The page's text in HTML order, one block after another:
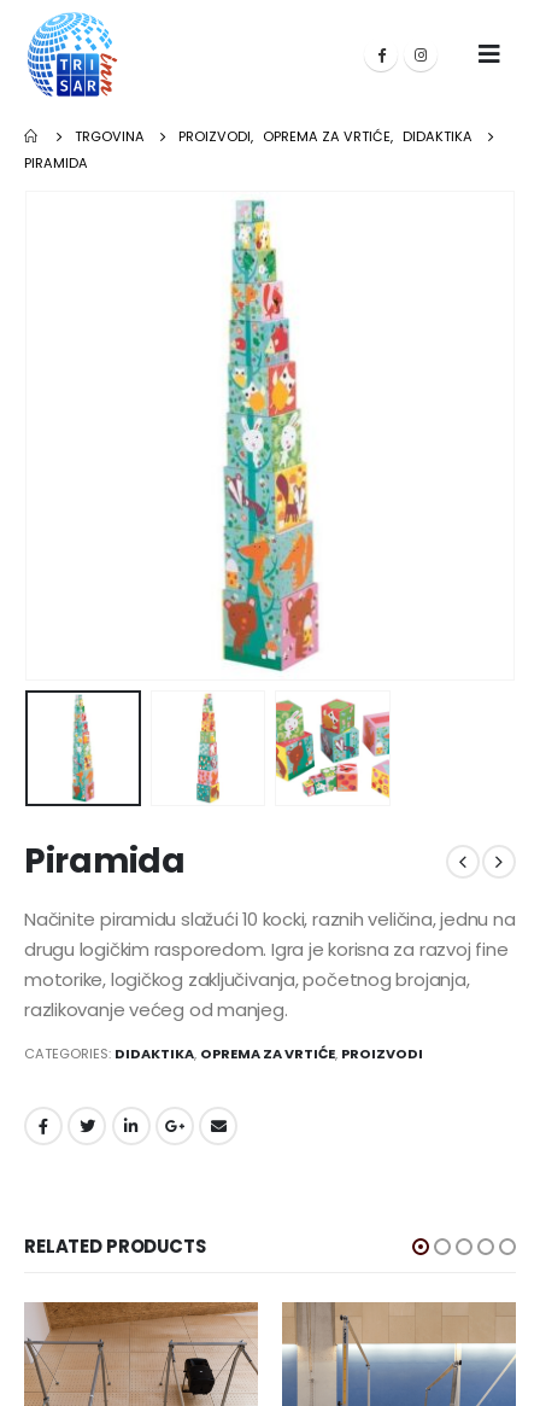
TRGOVINA PROIZVODI, OPREMA ZA VRTIĆE, DIDAKTIKA
PIRAMIDA
Piramida
Načinite piramidu slažući 10 kocki, raznih veličina, jednu na
drugu logičkim rasporedom. Igra je korisna za razvoj fine
motorike, logičkog zaključivanja, početnog brojanja,
razlikovanje većeg od manjeg.
CATEGORIES: DIDAKTIKA, OPREMA ZA VRTIĆE, PROIZVODI
RELATED PRODUCTS